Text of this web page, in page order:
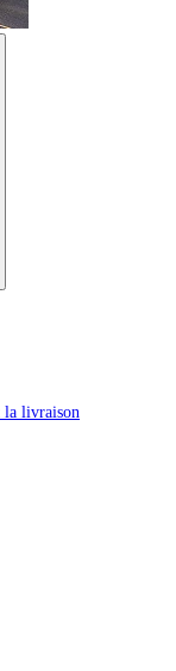
la livraison